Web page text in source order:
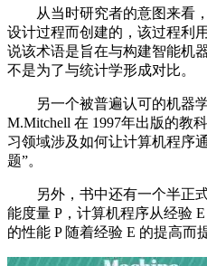
从当时研究者的意图来看，
设计过程而创建的，该过程利
说该术语是旨在与构建智能机
不是为了与统计学形成对比。
另一个被普遍认可的机器学
M.Mitchell 在 1997年出版的教
习领域涉及如何让计算机程序
题”。
另外，书中还有一个半正式
能度量 P，计算机程序从经验
的性能 P 随着经验 E 的提高而